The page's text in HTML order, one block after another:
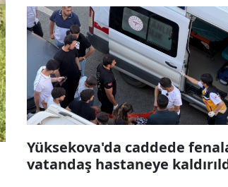
Yüksekova'da caddede
vatandaş hastaneye